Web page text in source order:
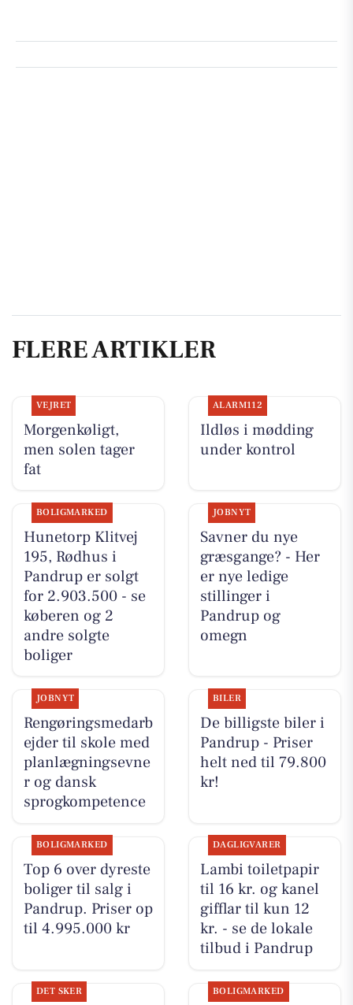
FLERE ARTIKLER
VEJRET
Morgenkøligt,
men solen tager
fat
ALARM112
Ildløs i mødding
under kontrol
BOLIGMARKED
Hunetorp Klitvej
195, Rødhus i
Pandrup er solgt
for 2.903.500 - se
køberen og 2
andre solgte
boliger
JOBNYT
Savner du nye
græsgange? - Her
er nye ledige
stillinger i
Pandrup og
omegn
JOBNYT
Rengøringsmedarb
ejder til skole med
planlægningsevne
r og dansk
sprogkompetence
BILER
De billigste biler i
Pandrup - Priser
helt ned til 79.800
kr!
BOLIGMARKED
Top 6 over dyreste
boliger til salg i
Pandrup. Priser op
til 4.995.000 kr
DAGLIGVARER
Lambi toiletpapir
til 16 kr. og kanel
gifflar til kun 12
kr. - se de lokale
tilbud i Pandrup
DET SKER BOLIGMARKED